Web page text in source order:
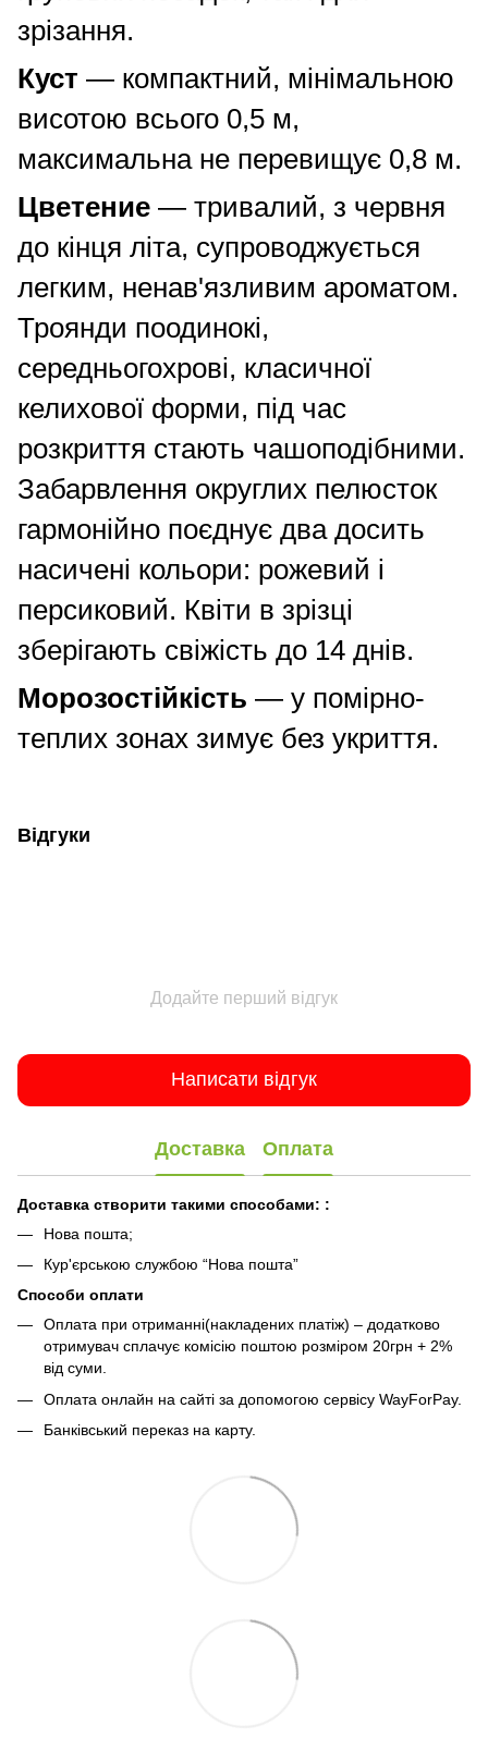
зрізання.
Куст — компактний, мінімальною
висотою всього 0,5 м,
максимальна не перевищує 0,8 м.
Цветение — тривалий, з червня
до кінця літа, супроводжується
легким, ненав'язливим ароматом.
Троянди поодинокі,
середньогохрові, класичної
келихової форми, під час
розкриття стають чашоподібними.
Забарвлення округлих пелюсток
гармонійно поєднує два досить
насичені кольори: рожевий і
персиковий. Квіти в зрізці
зберігають свіжість до 14 днів.
Морозостійкість — у помірно-
теплих зонах зимує без укриття.
Відгуки
Додайте перший відгук
Написати відгук
Доставка Оплата
Доставка створити такими способами: :
Нова пошта;
Кур'єрською службою “Нова пошта”
Способи оплати
Оплата при отриманні(накладених платіж) – додатково
отримувач сплачує комісію поштою розміром 20грн + 2%
від суми.
Оплата онлайн на сайті за допомогою сервісу WayForPay.
Банківський переказ на карту.